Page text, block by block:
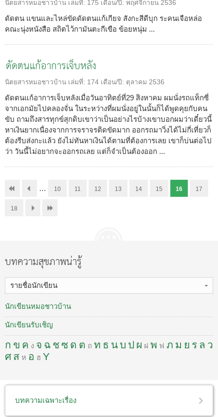
นิตยสารหมอชาวบ้าน เล่มที่: 175 เดือน/ปี: พฤศจิกายน 2536
ดัดตน แขนและไหล่ขัดดัดตนแก้เกียจ สังกะสีดีบุก ระคนเจือหล่อ
คณะนุ่งหนังสือ สถิตไว้กามันตะกีเขือ ข้อยหนุ่ม ...
ดัดตนแก้อาการเจ็บหลัง
นิตยสารหมอชาวบ้าน เล่มที่: 174 เดือน/ปี: ตุลาคม 2536
ดัดตนแก้อาการเจ็บหลังเมื่อวันอาทิตย์ที่29 สิงหาคม ผมนั่งรถแท็กซี่
จากเอกมัยไปคลองจั่น ในระหว่างที่ผมนั่งอยู่ในนั้นก็ได้พูดคุยกับคน
ขับ ถามถึงสารทุกข์สุกดิบเขาว่าเป็นอย่างไรบ้างเขาบอกผมว่าเดี๋ยวนี้
หาเงินยากเนื่องจากการจราจรติดขัดมาก ออกรถมาวิ่งได้ไม่กี่เที่ยวก็
ต้องรีบส่งกะแล้ว ยังไม่ทันหาเงินได้ตามที่ต้องการเลย เขาก็บ่นต่อไป
ว่า วันนี้ไม่อยากจะออกรถเลย แต่ก็จำเป็นต้องออก ...
… 10 11 12 13 14 15 16 17
18
บทความสุขภาพน่ารู้
รายชื่อนักเขียน
นักเขียนหมอชาวบ้าน
นักเขียนรับเชิญ
ก ข ค ง จ ฉ ชซ ด ต ถ ท ธ นบ ป ผ ฝ พ ฟ ภ ม ย ร ล ว
ศ ส ห อ ฮ Y
บทความเฉพาะเรื่อง